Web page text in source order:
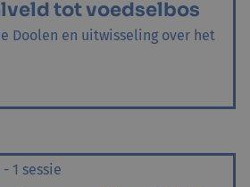
tot voedselbos
Doolen en uitwisseling over het
1 sessie